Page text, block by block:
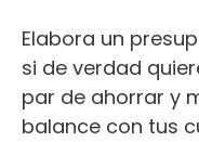
Elabora un
si de verdad
par de ahorrar y
balance con tus